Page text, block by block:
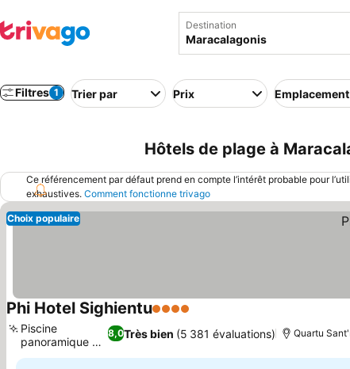
Destination
Filtres 1 Trier par Prix Emplacement
Hôtels de plage à
Ce référencement par défaut prend en compte l’intérêt probable pour
exhaustives. Comment fonctionne trivago
Choix populaire
Phi Hotel Sighientu4 Étoiles
8,0Très bien (5 381 évaluations)
Piscine
panoramique et
bar
Quartu